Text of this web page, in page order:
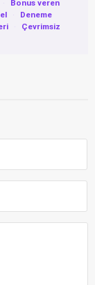
·
Bonus veren
·
Deneme
·
Çevrimsiz